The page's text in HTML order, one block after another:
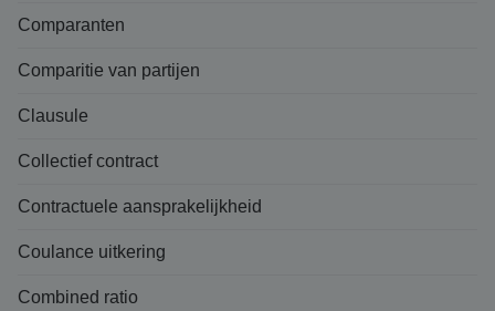
Comparanten
Comparitie van partijen
Clausule
Collectief contract
Contractuele aansprakelijkheid
Coulance uitkering
Combined ratio